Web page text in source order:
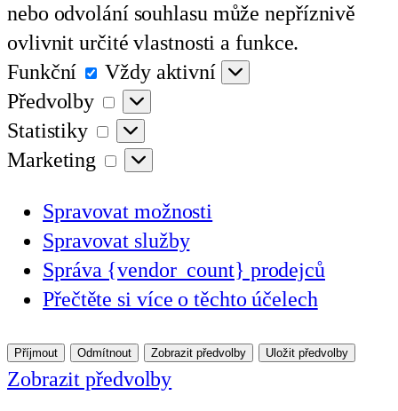
nebo odvolání souhlasu může nepříznivě
ovlivnit určité vlastnosti a funkce.
Funkční
Funkční
Vždy aktivní
Předvolby
Předvolby
Statistiky
Statistiky
Marketing
Marketing
Spravovat možnosti
Spravovat služby
Správa {vendor_count} prodejců
Přečtěte si více o těchto účelech
Příjmout Odmítnout Zobrazit předvolby Uložit předvolby
Zobrazit předvolby